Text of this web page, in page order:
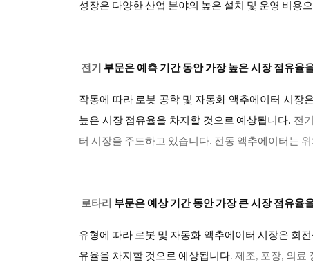
성장은 다양한 산업 분야의 높은 설치 및 운영 비용
전기 부문은 예측 기간 동안 가장 높은 시장 점유율
작동에 따라 로봇 공학 및 자동화 액추에이터 시장
높은 시장 점유율을 차지할 것으로 예상됩니다. 전
터 시장을 주도하고 있습니다. 전동 액추에이터는
로타리 부문은 예상 기간 동안 가장 큰 시장 점유율
유형에 따라 로봇 및 자동화 액추에이터 시장은 회
유율을 차지할 것으로 예상됩니다. 제조, 포장, 의료